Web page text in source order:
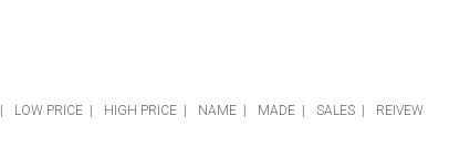
LOW PRICE HIGH PRICE NAME MADE SALES REIVEW